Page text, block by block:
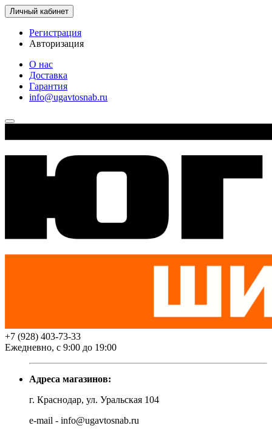
Личный кабинет
Регистрация
Авторизация
О нас
Доставка
Гарантия
info@ugavtosnab.ru
+7 (928) 403-73-33
Ежедневно, с 9:00 до 19:00
Адреса магазинов:
г. Краснодар, ул. Уральская 104
e-mail - info@ugavtosnab.ru